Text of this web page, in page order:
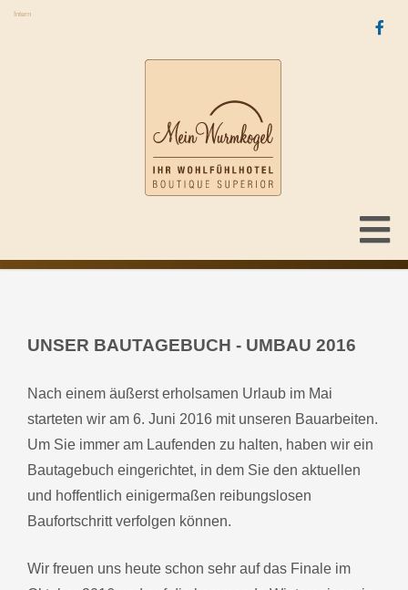
Intern
UNSER BAUTAGEBUCH - UMBAU 2016
Nach einem äußerst erholsamen Urlaub im Mai
starteten wir am 6. Juni 2016 mit unseren Bauarbeiten.
Um Sie immer am Laufenden zu halten, haben wir ein
Bautagebuch eingerichtet, in dem Sie den aktuellen
und hoffentlich einigermaßen reibungslosen
Baufortschritt verfolgen können.
Wir freuen uns heute schon sehr auf das Finale im